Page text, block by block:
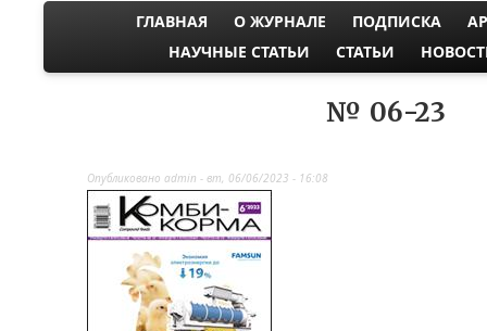
NAVIGATION
ГЛАВНАЯ О ЖУРНАЛЕ ПОДПИСКА
НАУЧНЫЕ СТАТЬИ
СТАТЬИ
№ 06-23
Опубликовано admin - вт, 06/06/2023 - 16:08